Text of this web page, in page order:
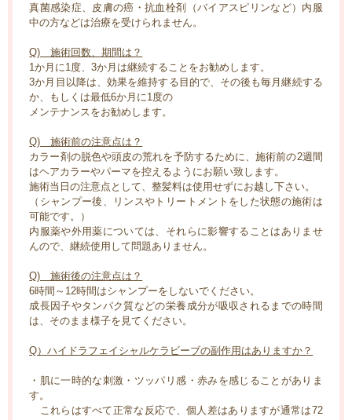
真菌感染症、皮膚の癌・抗血栓剤（バイアスピリンなど）内服
中の方などは治療を受けられません。
Q) 施術回数、期間は？
1か月に1度、3か月は継続することをお勧めします。
3か月目以降は、効果を維持する目的で、その後も毎月継続する
か、もしくは最低6か月に1度の
メンテナンスをお勧めします。
Q) 施術前の注意点は？
カラー剤の脱色や頭皮の荒れを予防するために、施術前の2週間
はヘアカラーやパーマを控えるようにお願い致します。
施術当日の注意点として、整髪料は使用せずにお越し下さい。
（シャンプー後、リンスやトリートメントをした状態の施術は
可能です。）
内服薬や外用薬については、それらに影響することはありませ
んので、継続使用して問題ありません。
Q) 施術後の注意点は？
6時間～12時間はシャンプーをしないでください。
成長因子やタンパク質などの栄養成分が吸収されるまでの時間
は、そのまま様子を見てください。
Q）ハイドラフェイシャルケラビーブの副作用はありますか？
・肌に一時的な刺激・ツッパリ感・赤みを感じることがありま
す。
これらはすべて正常な反応で、個人差はありますが通常は72